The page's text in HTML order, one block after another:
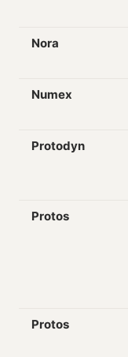
Nora
Numex
Protodyn
Protos
Protos